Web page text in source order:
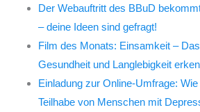
Der Webauftritt des BBuD
– deine Ideen sind gefragt!
Film des Monats: Einsamkeit –
Gesundheit und Langlebigkeit
Einladung zur Online-Umfrage:
Teilhabe von Menschen mit